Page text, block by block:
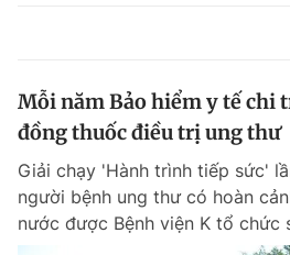
Mỗi năm Bảo hiểm y tế chi
đồng thuốc điều trị ung thư
Giải chạy 'Hành trình tiếp sức'
người bệnh ung thư có hoàn
nước được Bệnh viện K tổ chức